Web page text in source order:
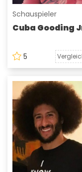
Schauspieler
Cuba Gooding
5